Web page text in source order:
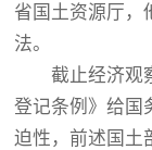
省国土资源厅，
法。
截止经济观
登记条例》给国
迫性，前述国土